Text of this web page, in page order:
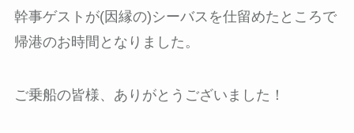
幹事ゲストが(因縁の)シーバスを仕留めたところで
帰港のお時間となりました。
ご乗船の皆様、ありがとうございました！